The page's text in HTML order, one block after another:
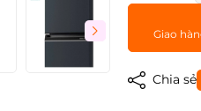
Giao
Chia sẻ